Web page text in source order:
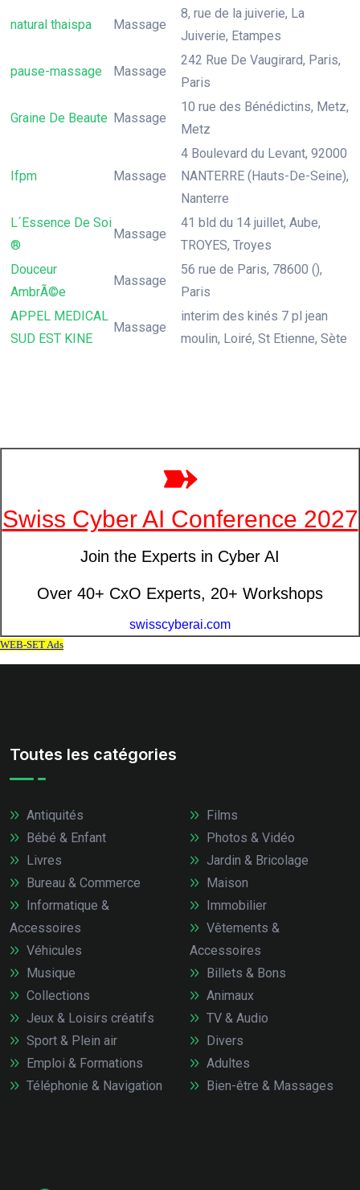
natural thaispa Massage
8, rue de la juiverie, La
Juiverie, Etampes
pause-massage Massage
242 Rue De Vaugirard, Paris,
Paris
Graine De Beaute Massage
10 rue des Bénédictins, Metz,
Metz
Ifpm Massage
4 Boulevard du Levant, 92000
NANTERRE (Hauts-De-Seine),
Nanterre
L´Essence De Soi
®
Massage
41 bld du 14 juillet, Aube,
TROYES, Troyes
Douceur
AmbrÃ©e
Massage
56 rue de Paris, 78600 (),
Paris
APPEL MEDICAL
SUD EST KINE
Massage
interim des kinés 7 pl jean
moulin, Loiré, St Etienne, Sète
Toutes les catégories
Antiquités
Bébé & Enfant
Livres
Bureau & Commerce
Informatique &
Accessoires
Véhicules
Films
Photos & Vidéo
Jardin & Bricolage
Maison
Immobilier
Vêtements &
Accessoires
Musique
Collections
Jeux & Loisirs créatifs
Sport & Plein air
Emploi & Formations
Téléphonie & Navigation
Billets & Bons
Animaux
TV & Audio
Divers
Adultes
Bien-être & Massages